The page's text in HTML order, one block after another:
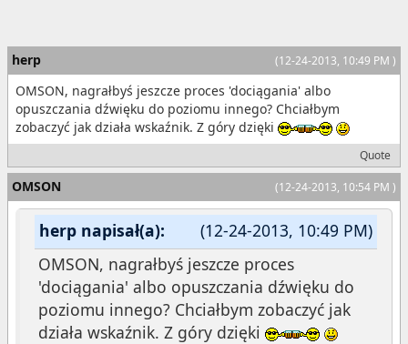
(12-24-2013, 10:49 PM )
herp
OMSON, nagrałbyś jeszcze proces 'dociągania' albo
opuszczania dźwięku do poziomu innego? Chciałbym
zobaczyć jak działa wskaźnik. Z góry dzięki
Quote
(12-24-2013, 10:54 PM )
OMSON
(12-24-2013, 10:49 PM)
herp napisał(a):
OMSON, nagrałbyś jeszcze proces
'dociągania' albo opuszczania dźwięku do
poziomu innego? Chciałbym zobaczyć jak
działa wskaźnik. Z góry dzięki